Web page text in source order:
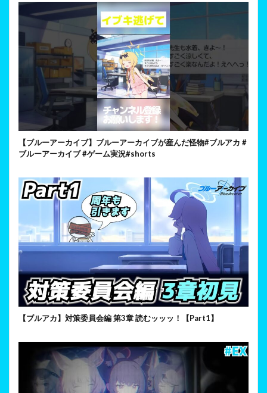
【ブルーアーカイブ】ブルーアーカイブが産んだ怪物#ブルアカ #
ブルーアーカイブ #ゲーム実況#shorts
【ブルアカ】対策委員会編 第3章 読むッッッ！【Part1】